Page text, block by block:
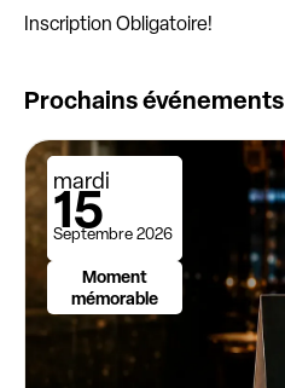
Inscription Obligatoire!
Prochains événements
mardi
15
Septembre 2026
Moment
mémorable